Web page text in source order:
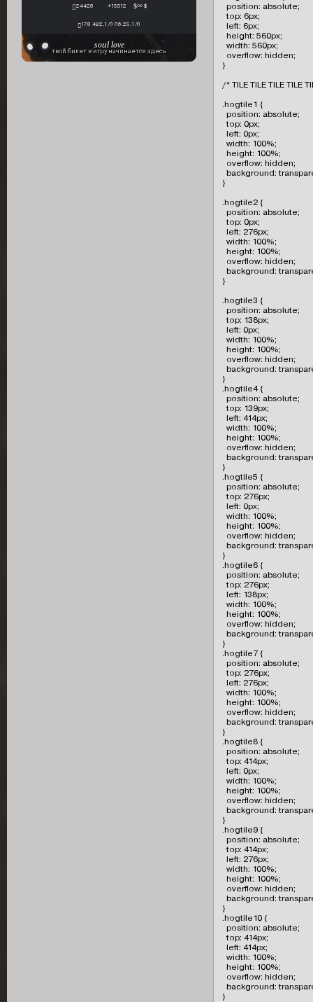
24428 +15512 ∞ $
178 492,1/0 06.25,1/0
soul love
твой билет в игру начинается здесь
  position: absolute;
  top: 6px;
  left: 6px;
  height: 560px;
  width: 560px;
  overflow: hidden;
}
/* TILE TILE TILE TILE
.hogtile1 {
  position: absolute;
  top: 0px;
  left: 0px;
  width: 100%;
  height: 100%;
  overflow: hidden;
background:
}
.hogtile2 {
  position: absolute;
  top: 0px;
  left: 276px;
  width: 100%;
  height: 100%;
  overflow: hidden;
background:
}
.hogtile3 {
  position: absolute;
  top: 138px;
  left: 0px;
  width: 100%;
  height: 100%;
  overflow: hidden;
background:
}
.hogtile4 {
  position: absolute;
  top: 139px;
  left: 414px;
  width: 100%;
  height: 100%;
  overflow: hidden;
background:
}
.hogtile5 {
  position: absolute;
  top: 276px;
  left: 0px;
  width: 100%;
  height: 100%;
  overflow: hidden;
background:
}
.hogtile6 {
  position: absolute;
  top: 276px;
  left: 138px;
  width: 100%;
  height: 100%;
  overflow: hidden;
background:
}
.hogtile7 {
  position: absolute;
  top: 276px;
  left: 276px;
  width: 100%;
  height: 100%;
  overflow: hidden;
background:
}
.hogtile8 {
  position: absolute;
  top: 414px;
  left: 0px;
  width: 100%;
  height: 100%;
  overflow: hidden;
background:
}
.hogtile9 {
  position: absolute;
  top: 414px;
  left: 276px;
  width: 100%;
  height: 100%;
  overflow: hidden;
background:
}
.hogtile10 {
  position: absolute;
  top: 414px;
  left: 414px;
  width: 100%;
  height: 100%;
  overflow: hidden;
background:
}